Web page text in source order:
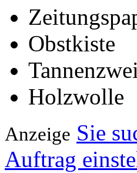
Obstkiste
Holzwolle
Anzeige Sie
Auftrag